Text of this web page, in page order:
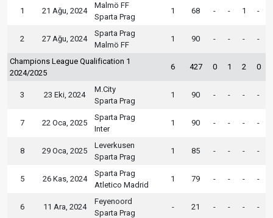
1 21 Ağu, 2024
Malmö FF
Sparta Prag
1 68 - - 1 -
2 27 Ağu, 2024
Sparta Prag
Malmö FF
1 90 - - - -
Champions League Qualification 1
2024/2025
6 427 0 1 2 0
3 23 Eki, 2024
M.City
Sparta Prag
1 90 - - - -
7 22 Oca, 2025
Sparta Prag
Inter
1 90 - - - -
8 29 Oca, 2025
Leverkusen
Sparta Prag
1 85 - - - -
5 26 Kas, 2024
Sparta Prag
Atletico Madrid
1 79 - - - -
6 11 Ara, 2024
Feyenoord
Sparta Prag
- 21 - - - -